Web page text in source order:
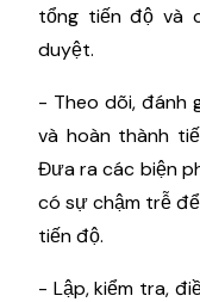
tổng tiến độ và
duyệt.
- Theo dõi, đánh
và hoàn thành
Đưa ra các biện
có sự chậm trễ
tiến độ.
- Lập, kiểm tra,